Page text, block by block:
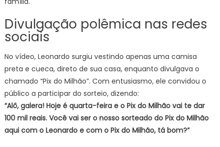
Divulgação polêmica nas redes
sociais
No vídeo, Leonardo surgiu vestindo apenas uma camisa
preta e cueca, direto de sua casa, enquanto divulgava o
chamado “Pix do Milhão”. Com entusiasmo, ele convidou o
público a participar do sorteio, dizendo:
“Alô, galera! Hoje é quarta-feira e o Pix do Milhão vai te dar
100 mil reais. Você vai ser o nosso sorteado do Pix do Milhão
aqui com o Leonardo e com o Pix do Milhão, tá bom?”